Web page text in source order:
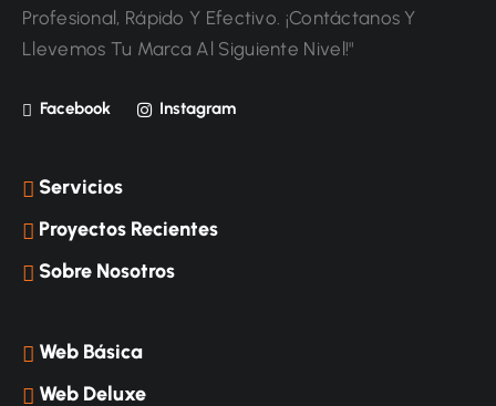
Profesional, Rápido Y Efectivo. ¡Contáctanos Y
Llevemos Tu Marca Al Siguiente Nivel!"
Facebook Instagram
Servicios
Proyectos Recientes
Sobre Nosotros
Web Básica
Web Deluxe